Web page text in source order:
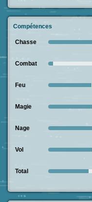
Compétences
Chasse
Combat
Feu
Magie
Nage
Vol
Total